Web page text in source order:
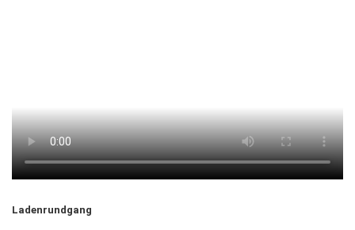
Ladenrundgang